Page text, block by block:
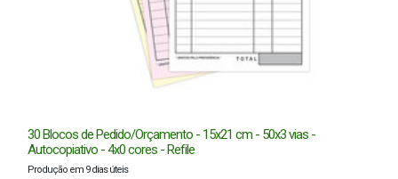
30 Blocos de Pedido/Orçamento - 15x21 cm - 50x3 vias -
Autocopiativo - 4x0 cores - Refile
Produção em 9 dias úteis